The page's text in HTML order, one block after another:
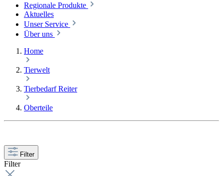
Regionale Produkte
Aktuelles
Unser Service
Über uns
Home
Tierwelt
Tierbedarf Reiter
Oberteile
Filter
Filter